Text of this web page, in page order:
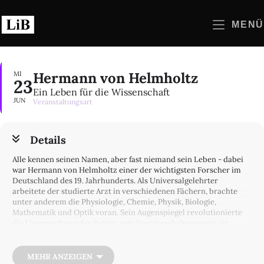
Inhalt
springen
MENÜ
MI
23
JUN
Hermann von Helmholtz
Ein Leben für die Wissenschaft
Veranstaltungsart
Details
Alle kennen seinen Namen, aber fast niemand sein Leben - dabei
war Hermann von Helmholtz einer der wichtigsten Forscher im
Deutschland des 19. Jahrhunderts. Als Universalgelehrter
arbeitete der studierte Arzt in verschiedenen Fächern, brachte
unter anderem die Physiologie, Chemie, Physik, Biologie,
Mathematik und Optik voran. Sein Augenspiegel revolutionierte
mit den größten Wissenschaftlern und Politikern seiner Zeit
befreundet war?
MEHR ANZEIGEN